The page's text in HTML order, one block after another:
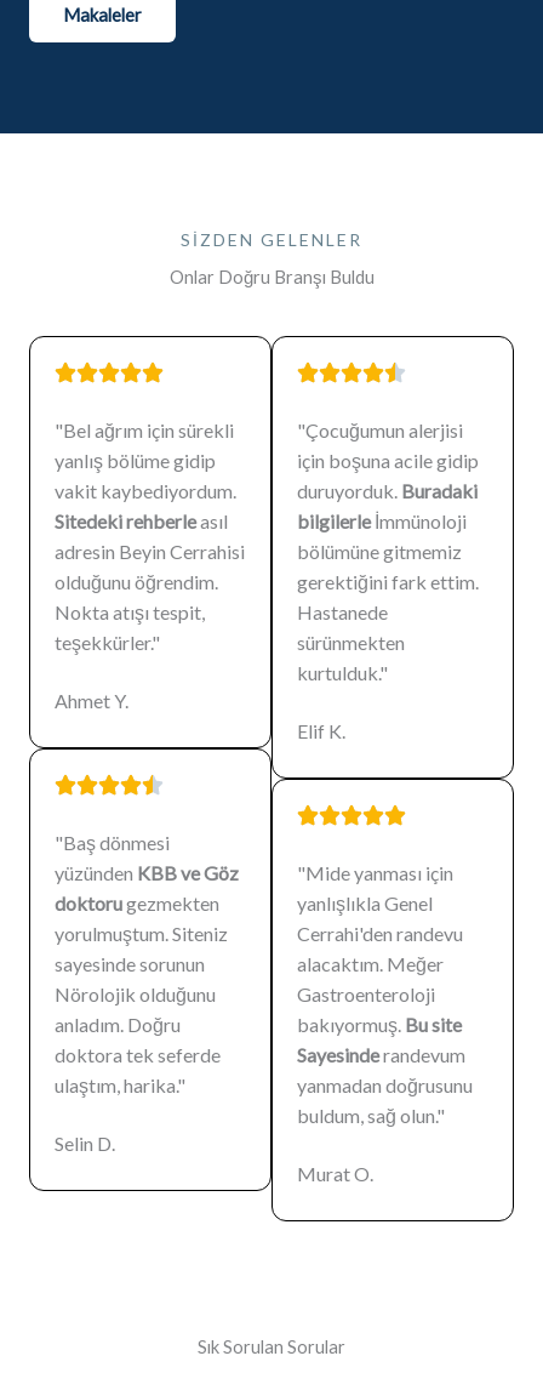
Makaleler
SIZDEN GELENLER
Onlar Doğru Branşı Buldu
"Bel ağrım için sürekli
yanlış bölüme gidip
vakit kaybediyordum.
Sitedeki rehberleasıl
adresin Beyin Cerrahisi
olduğunu öğrendim.
Nokta atışı tespit,
teşekkürler."
Ahmet Y.
"Baş dönmesi
yüzünden KBB ve Göz
doktorugezmekten
yorulmuştum. Siteniz
sayesinde sorunun
Nörolojik olduğunu
anladım. Doğru
doktora tek seferde
ulaştım, harika."
Selin D.
"Çocuğumun alerjisi
için boşuna acile gidip
duruyorduk. Buradaki
bilgilerleİmmünoloji
bölümüne gitmemiz
gerektiğini fark ettim.
Hastanede
sürünmekten
kurtulduk."
Elif K.
"Mide yanması için
yanlışlıkla Genel
Cerrahi'den randevu
alacaktım. Meğer
Gastroenteroloji
bakıyormuş. Bu site
Sayesinderandevum
yanmadan doğrusunu
buldum, sağ olun."
Murat O.
Sık Sorulan Sorular